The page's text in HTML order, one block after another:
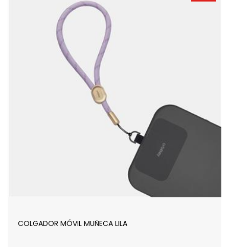
COLGADOR MÓVIL MUÑECA LILA